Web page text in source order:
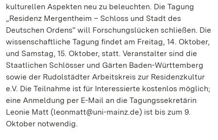
kulturellen Aspekten neu zu beleuchten. Die Tagung
„Residenz Mergentheim – Schloss und Stadt des
Deutschen Ordens“ will Forschungslücken schließen. Die
wissenschaftliche Tagung findet am Freitag, 14. Oktober,
und Samstag, 15. Oktober, statt. Veranstalter sind die
Staatlichen Schlösser und Gärten Baden-Württemberg
sowie der Rudolstädter Arbeitskreis zur Residenzkultur
e.V. Die Teilnahme ist für Interessierte kostenlos möglich;
eine Anmeldung per E-Mail an die Tagungssekretärin
Leonie Matt (leonmatt@uni-mainz.de) ist bis zum 9.
Oktober notwendig.